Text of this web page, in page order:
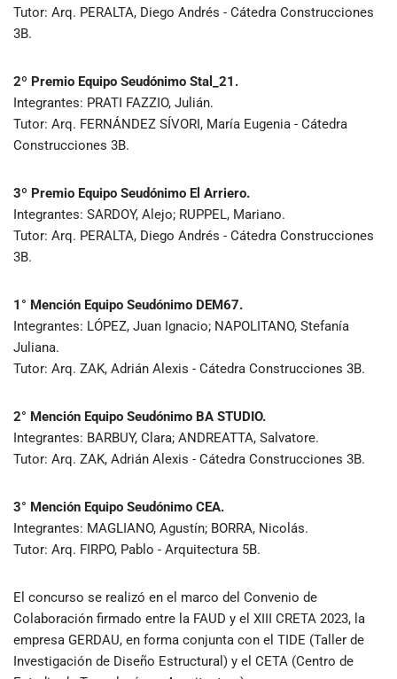
Tutor: Arq. PERALTA, Diego Andrés - Cátedra Construcciones
3B.
2º Premio Equipo Seudónimo Stal_21.
Integrantes: PRATI FAZZIO, Julián.
Tutor: Arq. FERNÁNDEZ SÍVORI, María Eugenia - Cátedra
Construcciones 3B.
3º Premio Equipo Seudónimo El Arriero.
Integrantes: SARDOY, Alejo; RUPPEL, Mariano.
Tutor: Arq. PERALTA, Diego Andrés - Cátedra Construcciones
3B.
1° Mención Equipo Seudónimo DEM67.
Integrantes: LÓPEZ, Juan Ignacio; NAPOLITANO, Stefanía
Juliana.
Tutor: Arq. ZAK, Adrián Alexis - Cátedra Construcciones 3B.
2° Mención Equipo Seudónimo BA STUDIO.
Integrantes: BARBUY, Clara; ANDREATTA, Salvatore.
Tutor: Arq. ZAK, Adrián Alexis - Cátedra Construcciones 3B.
3° Mención Equipo Seudónimo CEA.
Integrantes: MAGLIANO, Agustín; BORRA, Nicolás.
Tutor: Arq. FIRPO, Pablo - Arquitectura 5B.
El concurso se realizó en el marco del Convenio de
Colaboración firmado entre la FAUD y el XIII CRETA 2023, la
empresa GERDAU, en forma conjunta con el TIDE (Taller de
Investigación de Diseño Estructural) y el CETA (Centro de